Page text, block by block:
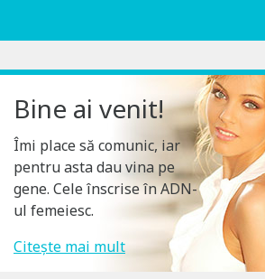
Bine ai venit!
Îmi place să comunic, iar
pentru asta dau vina pe
gene. Cele înscrise în ADN-
ul femeiesc.
Citește mai mult